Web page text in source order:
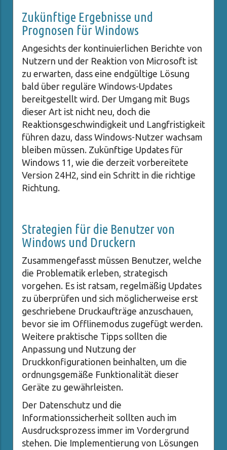
Zukünftige Ergebnisse und
Prognosen für Windows
Angesichts der kontinuierlichen Berichte von
Nutzern und der Reaktion von Microsoft ist
zu erwarten, dass eine endgültige Lösung
bald über reguläre Windows-Updates
bereitgestellt wird. Der Umgang mit Bugs
dieser Art ist nicht neu, doch die
Reaktionsgeschwindigkeit und Langfristigkeit
führen dazu, dass Windows-Nutzer wachsam
bleiben müssen. Zukünftige Updates für
Windows 11, wie die derzeit vorbereitete
Version 24H2, sind ein Schritt in die richtige
Richtung.
Strategien für die Benutzer von
Windows und Druckern
Zusammengefasst müssen Benutzer, welche
die Problematik erleben, strategisch
vorgehen. Es ist ratsam, regelmäßig Updates
zu überprüfen und sich möglicherweise erst
geschriebene Druckaufträge anzuschauen,
bevor sie im Offlinemodus zugefügt werden.
Weitere praktische Tipps sollten die
Anpassung und Nutzung der
Druckkonfigurationen beinhalten, um die
ordnungsgemäße Funktionalität dieser
Geräte zu gewährleisten.
Der Datenschutz und die
Informationssicherheit sollten auch im
Ausdrucksprozess immer im Vordergrund
stehen. Die Implementierung von Lösungen